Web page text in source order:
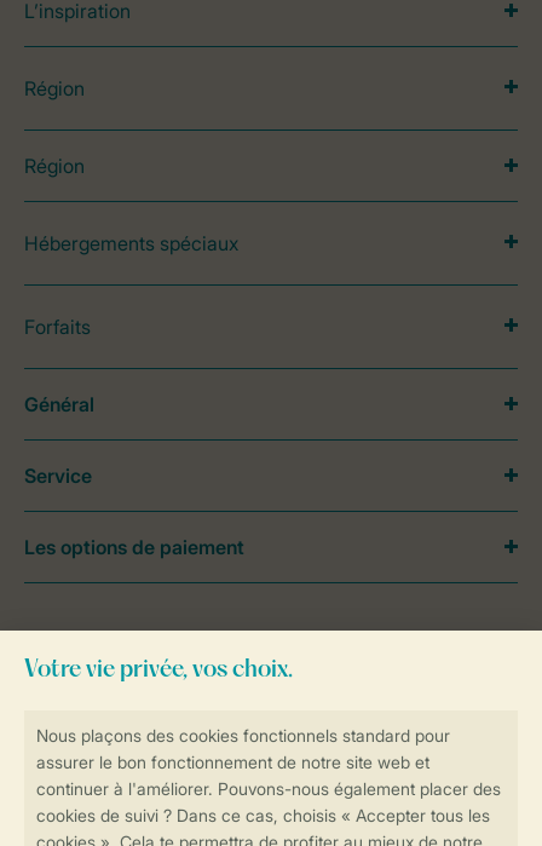
L’inspiration
Région
Région
Hébergements spéciaux
Forfaits
contactez notreContact Center.
Général
Service
Les options de paiement